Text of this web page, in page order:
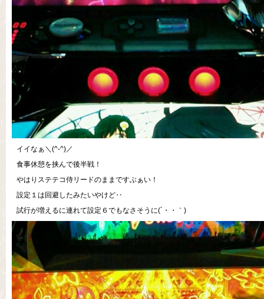
イイなぁ＼(^-^)／
食事休憩を挟んで後半戦！
やはりステテコ侍リードのままですぶぁい！
設定１は回避したみたいやけど‥
試行が増えるに連れて設定６でもなさそうに(´・・｀)